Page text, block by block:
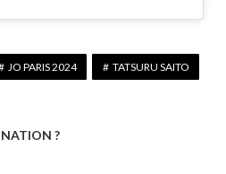
JO PARIS 2024 TATSURU SAITO
?